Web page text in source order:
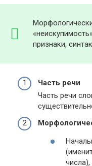
признаки,
Часть речи
Часть речи
числа),